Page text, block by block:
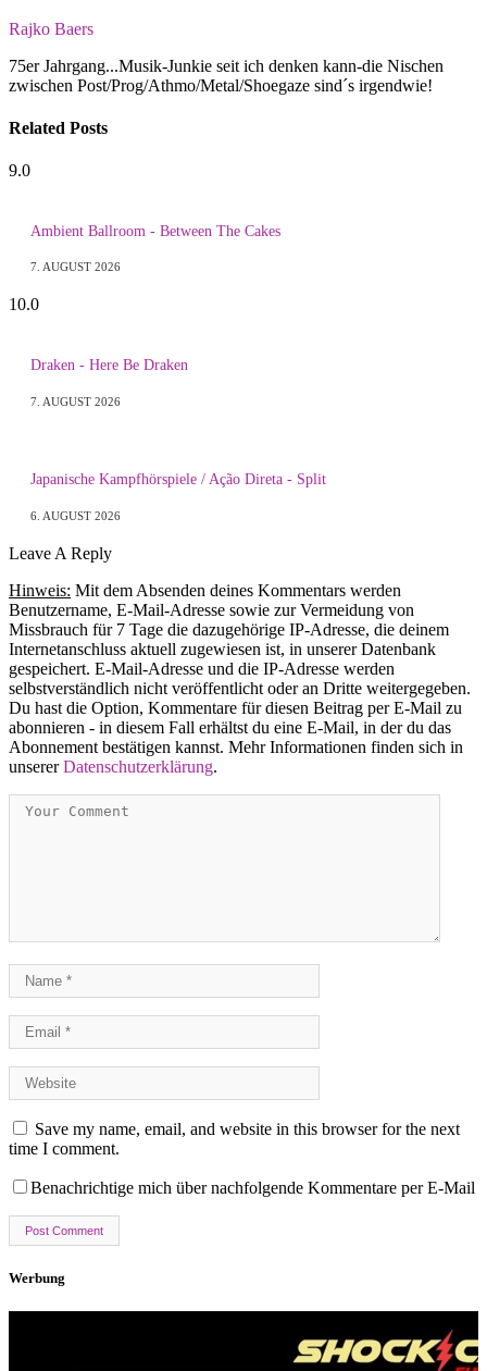
Rajko Baers
75er Jahrgang...Musik-Junkie seit ich denken kann-die Nischen
zwischen Post/Prog/Athmo/Metal/Shoegaze sind´s irgendwie!
Related Posts
9.0
Ambient Ballroom - Between The Cakes
7. AUGUST 2026
10.0
Draken - Here Be Draken
7. AUGUST 2026
Japanische Kampfhörspiele / Ação Direta - Split
6. AUGUST 2026
Leave A Reply
Hinweis: Mit dem Absenden deines Kommentars werden
Benutzername, E-Mail-Adresse sowie zur Vermeidung von
Missbrauch für 7 Tage die dazugehörige IP-Adresse, die deinem
Internetanschluss aktuell zugewiesen ist, in unserer Datenbank
gespeichert. E-Mail-Adresse und die IP-Adresse werden
selbstverständlich nicht veröffentlicht oder an Dritte weitergegeben.
Du hast die Option, Kommentare für diesen Beitrag per E-Mail zu
abonnieren - in diesem Fall erhältst du eine E-Mail, in der du das
Abonnement bestätigen kannst. Mehr Informationen finden sich in
unsererDatenschutzerklärung.
Save my name, email, and website in this browser for the next
time I comment.
Benachrichtige mich über nachfolgende Kommentare per E-Mail
Werbung